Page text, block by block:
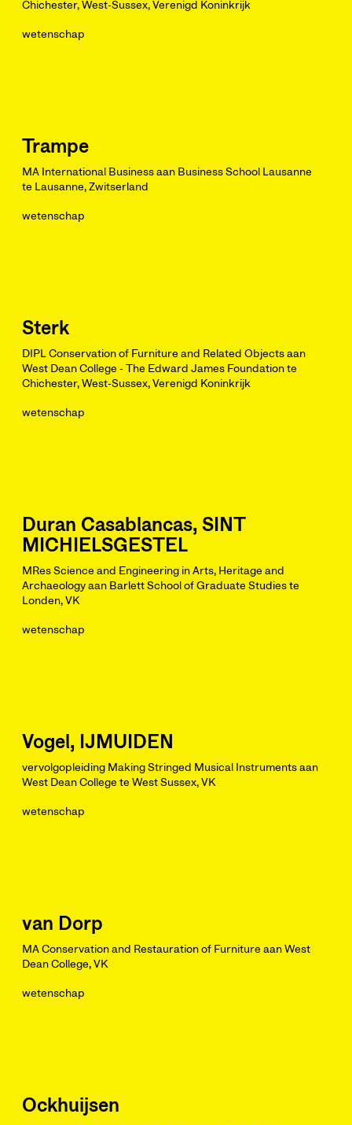
Chichester, West-Sussex, Verenigd Koninkrijk
wetenschap
Trampe
MA International Business aan Business School Lausanne
te Lausanne, Zwitserland
wetenschap
Sterk
DIPL Conservation of Furniture and Related Objects aan
West Dean College - The Edward James Foundation te
Chichester, West-Sussex, Verenigd Koninkrijk
wetenschap
Duran Casablancas, SINT
MICHIELSGESTEL
MRes Science and Engineering in Arts, Heritage and
Archaeology aan Barlett School of Graduate Studies te
Londen, VK
wetenschap
Vogel, IJMUIDEN
vervolgopleiding Making Stringed Musical Instruments aan
West Dean College te West Sussex, VK
wetenschap
van Dorp
MA Conservation and Restauration of Furniture aan West
Dean College, VK
wetenschap
Ockhuijsen